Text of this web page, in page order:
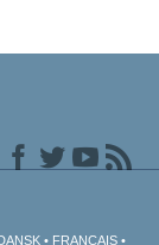
FRANÇAIS